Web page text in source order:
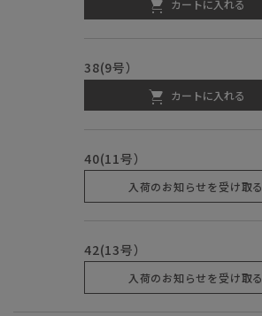
カートに入れる
38(9号）
カートに入れる
40(11号）
入荷のお知らせを受け取る
42(13号）
入荷のお知らせを受け取る